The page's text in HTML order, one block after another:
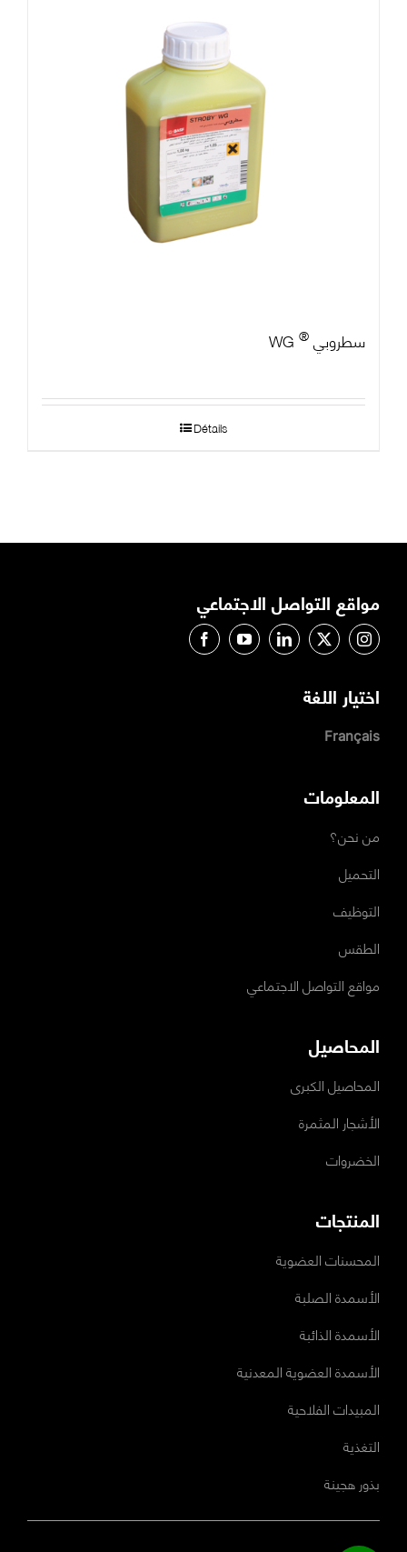
WG ®سطروبي
Détails
مواقع التواصل الاجتماعي
اختيار اللغة
Français
المعلومات
من نحن؟
التحميل
التوظيف
الطقس
مواقع التواصل الاجتماعي
المحاصيل
المحاصيل الكبرى
الأشجار المثمرة
الخضروات
المنتجات
المحسنات العضوية
الأسمدة الصلبة
الأسمدة الذائبة
الأسمدة العضوية المعدنية
المبيدات الفلاحية
التغذية
بذور هجينة